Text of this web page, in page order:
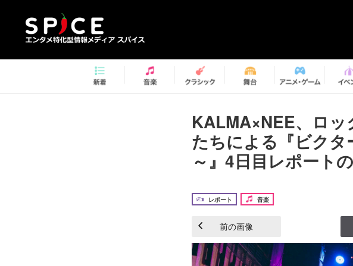
KALMA×NEE、ロ
たちによる『ビク
～』4日目レポート
レポート 音楽
前の画像